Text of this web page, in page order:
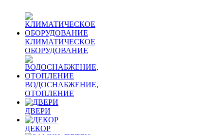
КЛИМАТИЧЕСКОЕ
ОБОРУДОВАНИЕ
ВОДОСНАБЖЕНИЕ,
ОТОПЛЕНИЕ
ДВЕРИ
ДЕКОР